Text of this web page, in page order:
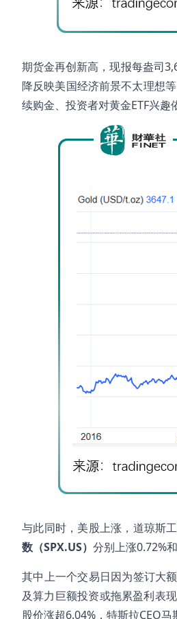
期货金再创新高，现报每盎司
降反映美国经济前景不太理想
续购金、投资者对黄金ETF兴趣
与此同时，美股上涨，道琼斯
数（SPX.US） 分别上涨0.72%和
其中上一个交易日因为签订大
及算力巨额投资或拖累盈利表
股价涨超6.04%，特斯拉CEO马